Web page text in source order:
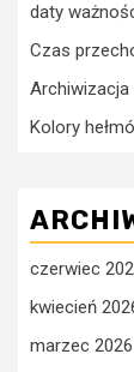
daty
Czas
Archiwizacja
Kolory
czerwiec
kwiecień
marzec 2026